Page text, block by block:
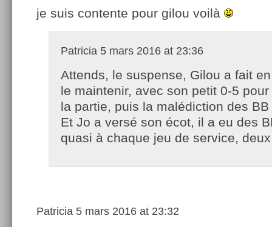
je suis contente pour gilou voilà
Patricia 5 mars 2016 at 23:36
Attends, le suspense, Gilou a fait
le maintenir, avec son petit 0-5
la partie, puis la malédiction des
Et Jo a versé son écot, il a eu des
quasi à chaque jeu de service,
Patricia 5 mars 2016 at 23:32